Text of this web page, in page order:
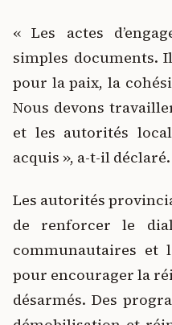
« Les actes
simples documents.
pour la paix, la
Nous devons
et les autorités
acquis », a-t-il déclaré.
Les autorités
de renforcer le
communautaires et
pour encourager la
désarmés. Des